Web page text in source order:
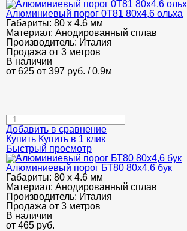
Алюминиевый порог 0Т81 80х4,6 ольха
Габариты: 80 х 4.6 мм
Материал: Анодированный сплав
Производитель: Италия
Продажа от 3 метров
В наличии
от 625 от 397 руб. / 0.9м
Добавить в сравнение
Купить Купить в 1 клик
Быстрый просмотр
Алюминиевый порог БТ80 80х4,6 бук
Габариты: 80 х 4.6 мм
Материал: Анодированный сплав
Производитель: Италия
Продажа от 3 метров
В наличии
от 465 руб.